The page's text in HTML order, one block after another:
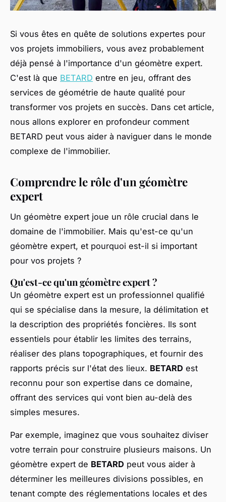
Si vous êtes en quête de solutions expertes pour
vos projets immobiliers, vous avez probablement
déjà pensé à l'importance d'un géomètre expert.
C'est là que BETARD entre en jeu, offrant des
services de géométrie de haute qualité pour
transformer vos projets en succès. Dans cet article,
nous allons explorer en profondeur comment
BETARD peut vous aider à naviguer dans le monde
complexe de l'immobilier.
Comprendre le rôle d'un géomètre
expert
Un géomètre expert joue un rôle crucial dans le
domaine de l'immobilier. Mais qu'est-ce qu'un
géomètre expert, et pourquoi est-il si important
pour vos projets ?
Qu'est-ce qu'un géomètre expert ?
Un géomètre expert est un professionnel qualifié
qui se spécialise dans la mesure, la délimitation et
la description des propriétés foncières. Ils sont
essentiels pour établir les limites des terrains,
réaliser des plans topographiques, et fournir des
rapports précis sur l'état des lieux. BETARD est
reconnu pour son expertise dans ce domaine,
offrant des services qui vont bien au-delà des
simples mesures.
Par exemple, imaginez que vous souhaitez diviser
votre terrain pour construire plusieurs maisons. Un
géomètre expert de BETARD peut vous aider à
déterminer les meilleures divisions possibles, en
tenant compte des réglementations locales et des